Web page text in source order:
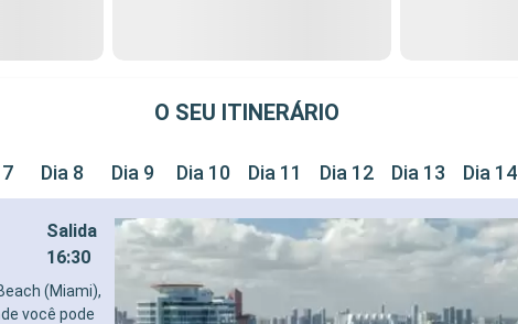
O SEU ITINERÁRIO
Dia 8 Dia 9 Dia 10 Dia 11 Dia 12 Dia 13 Dia 14
Salida
16:30
(Miami),
você pode